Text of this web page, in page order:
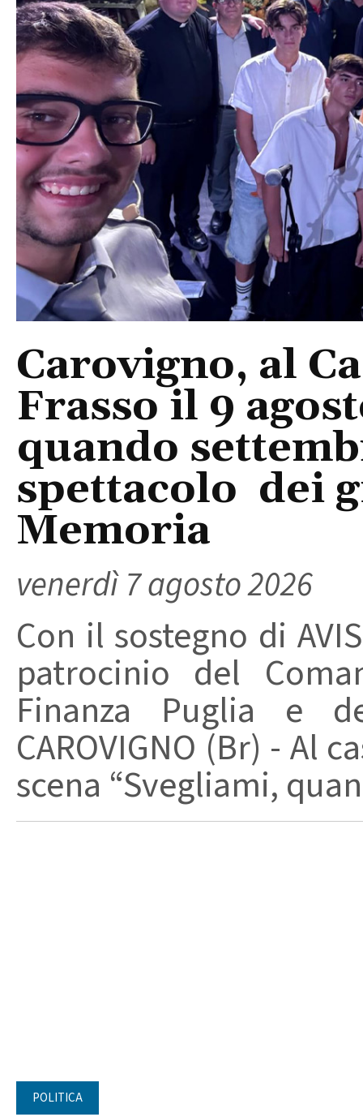
Carovigno, al
Frasso il 9
quando
spettacolo dei
Memoria
venerdì 7 agosto 2026
Con il sostegno di
patrocinio del
Finanza Puglia e
CAROVIGNO (Br) - Al
scena “Svegliami,
POLITICA